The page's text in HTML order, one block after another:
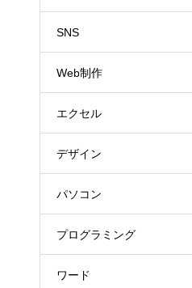
SNS
Web制作
エクセル
デザイン
パソコン
プログラミング
ワード